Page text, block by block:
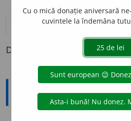
definiții (1)
Definiția cu ID-ul 331647:
Explicative DEX
Cu o mică donație aniversară
cuvintele la îndemâna